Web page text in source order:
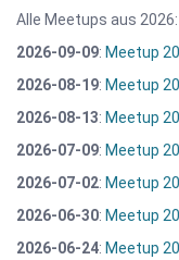
Alle Meetups aus 2026:
2026-09-09: Meetup
2026-08-19: Meetup
2026-08-13: Meetup
2026-07-09: Meetup
2026-07-02: Meetup
2026-06-30: Meetup
2026-06-24: Meetup